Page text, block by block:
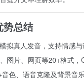
总结
拟真人发音，支持情感与
图片、网页等20+格式，
音色、语音克隆及背景音乐